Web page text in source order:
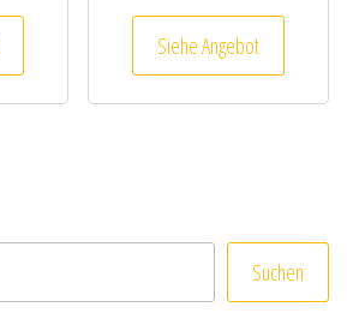
Siehe Angebot
Suchen